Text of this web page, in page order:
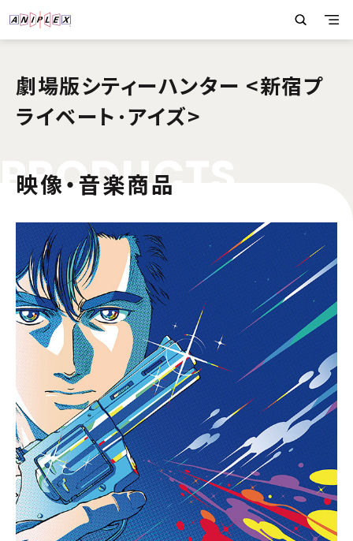
劇場版シティーハンター <新宿プ
ライベート･アイズ>
PRODUC
映像・音楽商品